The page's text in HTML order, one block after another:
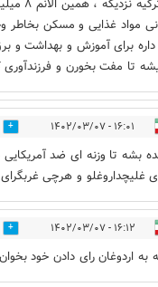
مواد غذایی و مسکن بخاطر
داره برای آموزش و بهداشت و
تا مفت بخورن و
۱۶:۰۱ - ۱۴۰۲/۰۳/۰۷ 9
بشه تا وزنه ای ضد
غلیچداروغلو و هرچی غربگرای
۱۶:۱۲ - ۱۴۰۲/۰۳/۰۷ 26
به اردوغان رای دادن خود